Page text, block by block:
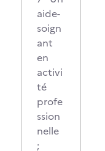
aide-
soign
ant
en
activi
té
profe
ssion
nelle
;